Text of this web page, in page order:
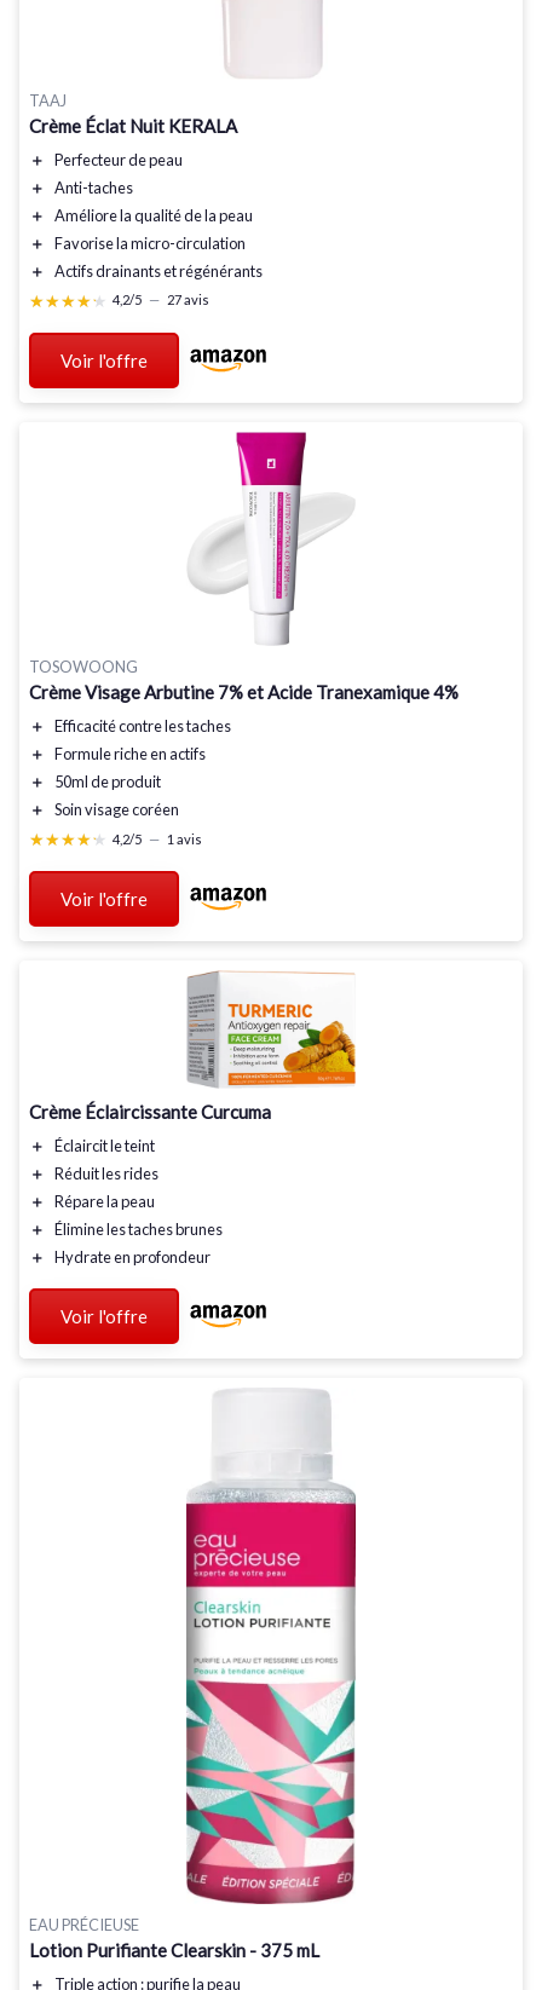
TAAJ
Crème Éclat Nuit KERALA
＋
Perfecteur de peau
＋
Anti-taches
＋
Améliore la qualité de la peau
＋
Favorise la micro-circulation
＋
Actifs drainants et régénérants
★★★★★
★★★★★ 4,2/5 — 27 avis
Voir l'offre
TOSOWOONG
Crème Visage Arbutine 7% et Acide Tranexamique 4%
＋ Efficacitécontre les taches
＋
Formuleriche en actifs
＋
50mlde produit
＋
Soin visage coréen
★★★★★
★★★★★ 4,2/5 — 1 avis
Voir l'offre
Crème Éclaircissante Curcuma
＋ Éclaircitle teint
＋
Réduitles rides
＋
Réparela peau
＋
Élimineles taches brunes
＋
Hydrateen profondeur
Voir l'offre
EAU PRÉCIEUSE
Lotion Purifiante Clearskin - 375 mL
＋ Triple action : purifie la peau